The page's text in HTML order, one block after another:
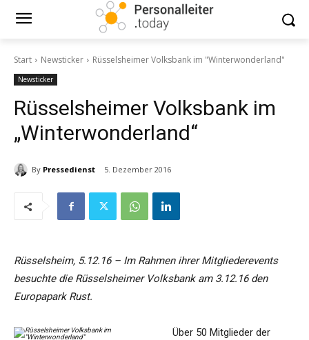
Start Newsticker Rüsselsheimer Volksbank im "Winterwonderland"
Newsticker
Rüsselsheimer Volksbank im
„Winterwonderland“
By Pressedienst 5. Dezember 2016
Rüsselsheim, 5.12.16 – Im Rahmen ihrer Mitgliederevents
besuchte die Rüsselsheimer Volksbank am 3.12.16 den
Europapark Rust.
Über 50 Mitglieder der